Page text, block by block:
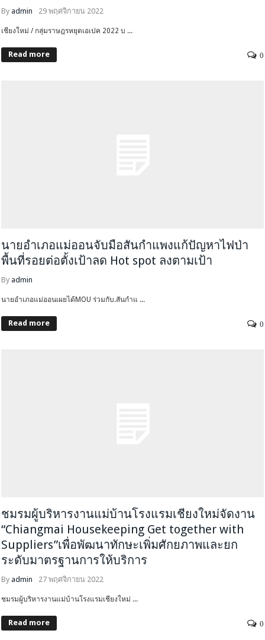
By admin 29 พฤศจิกายน 2022
เชียงใหม่ / กลุ่มราษฎรหยุดเอเปค 2022 บ ...
Read more 0
นายอำเภอแม่ออนจับมือสันกำแพงแก้ปัญหาไฟป่า
พื้นที่รอยต่อตั้งเป้าลด Hot spot ลงตามเป้า
By admin
นายอำเภอแม่ออนเผยได้MOU ร่วมกับ.สันกำแ ...
Read more 0
ชมรมผู้บริหารงานแม่บ้านโรงแรมเชียงใหม่จัดงาน
“Chiangmai Housekeeping Get together with
Suppliers”เพื่อพัฒนาทักษะเพิ่มศักยภาพและยก
ระดับมาตรฐานการให้บริการ
By admin 27 พฤศจิกายน 2022
ชมรมผู้บริหารงานแม่บ้านโรงแรมเชียงใหม่ ...
Read more 0